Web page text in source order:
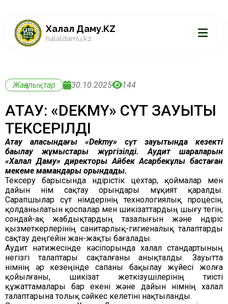
Халал Даму.KZ
halaldamu.kz
Жаңалықтар 30.10.2025 144
АҚТАУ: «DEKMY» СҮТ ЗАУЫТЫ
ТЕКСЕРІЛДІ
Ақтау қаласындағы «Dekmy» сүт зауытында кезекті
бақылау жұмыстары жүргізілді. Аудит шараларын
«Халал Даму» директоры Айбек Асқарбекұлы бастаған
мекеме мамандары орындады.
Тексеру барысында өндірістік цехтар, қоймалар мен
дайын өнім сақтау орындары мұқият қаралды.
Сарапшылар сүт өнімдерінің технологиялық процесін,
қолданылатын қоспалар мен шикізаттардың шығу тегін,
сондай-ақ жабдықтардың тазалығын және өндіріс
қызметкерлерінің санитарлық-гигиеналық талаптарды
сақтау деңгейін жан-жақты бағалады.
Аудит нәтижесінде кәсіпорында халал стандартының
негізгі талаптары сақталғаны анықталды. Зауытта
өнімнің әр кезеңінде сапаны бақылау жүйесі жолға
қойылғаны, шикізат жеткізушілерінің тиісті
құжаттамалары бар екені және дайын өнімнің халал
талаптарына толық сәйкес келетіні нақтыланды.